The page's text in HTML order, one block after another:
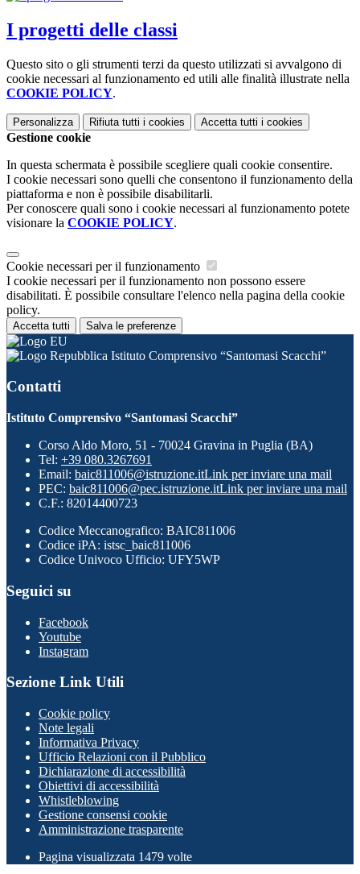
I progetti delle classi
Questo sito o gli strumenti terzi da questo utilizzati si avvalgono di
cookie necessari al funzionamento ed utili alle finalità illustrate nella
COOKIE POLICY.
Personalizza Rifiuta tutti i cookies Accetta tutti i cookies
Gestione cookie
In questa schermata è possibile scegliere quali cookie consentire.
I cookie necessari sono quelli che consentono il funzionamento della
piattaforma e non è possibile disabilitarli.
Per conoscere quali sono i cookie necessari al funzionamento potete
visionare la COOKIE POLICY.
Cookie necessari per il funzionamento
I cookie necessari per il funzionamento non possono essere
disabilitati. È possibile consultare l'elenco nella pagina della cookie
policy.
Accetta tutti Salva le preferenze
Istituto Comprensivo “Santomasi Scacchi”
Contatti
Istituto Comprensivo “Santomasi Scacchi”
Corso Aldo Moro, 51 - 70024 Gravina in Puglia (BA)
Tel: +39 080.3267691
Email: baic811006@istruzione.itLink per inviare una mail
PEC: baic811006@pec.istruzione.itLink per inviare una mail
C.F.: 82014400723
Codice Meccanografico: BAIC811006
Codice iPA: istsc_baic811006
Codice Univoco Ufficio: UFY5WP
Seguici su
Facebook
Youtube
Instagram
Sezione Link Utili
Cookie policy
Note legali
Informativa Privacy
Ufficio Relazioni con il Pubblico
Dichiarazione di accessibilità
Obiettivi di accessibilità
Whistleblowing
Gestione consensi cookie
Amministrazione trasparente
Pagina visualizzata 1479 volte